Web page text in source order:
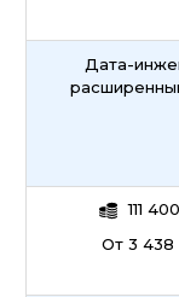
Дата-
111 400
От 3